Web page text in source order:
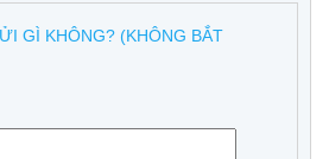
GÌ KHÔNG? (KHÔNG BẮT